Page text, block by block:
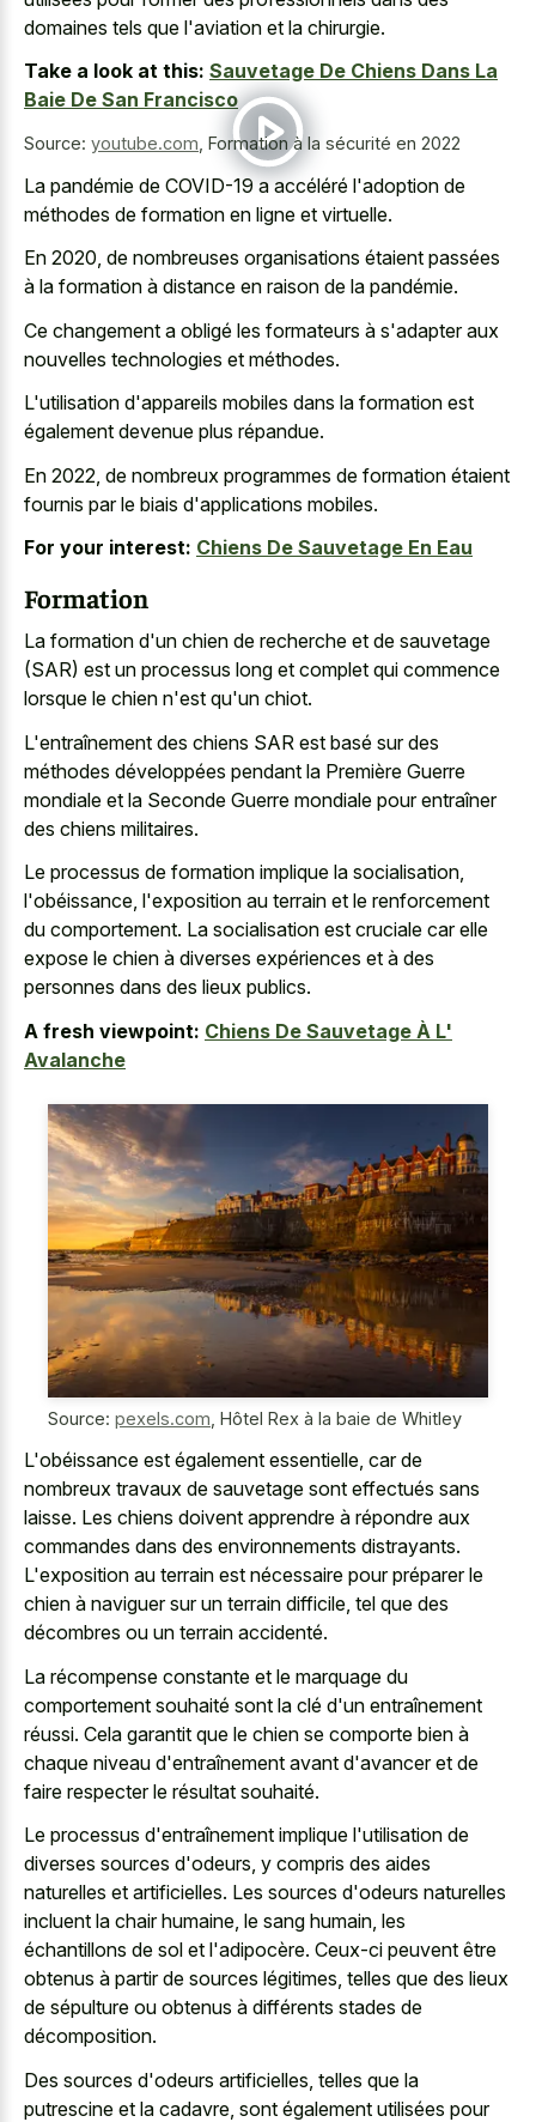
domaines tels que l'aviation et la chirurgie.
Take a look at this: Sauvetage De Chiens Dans La
Baie De San Francisco
Source: youtube.com Formation à la sécurité en 2022
La pandémie de COVID-19 a accéléré l'adoption de
méthodes de formation en ligne et virtuelle.
En 2020, de nombreuses organisations étaient passées
à la formation à distance en raison de la pandémie.
Ce changement a obligé les formateurs à s'adapter aux
nouvelles technologies et méthodes.
L'utilisation d'appareils mobiles dans la formation est
également devenue plus répandue.
En 2022, de nombreux programmes de formation étaient
fournis par le biais d'applications mobiles.
For your interest: Chiens De Sauvetage En Eau
Formation
La formation d'un chien de recherche et de sauvetage
(SAR) est un processus long et complet qui commence
lorsque le chien n'est qu'un chiot.
L'entraînement des chiens SAR est basé sur des
méthodes développées pendant la Première Guerre
mondiale et la Seconde Guerre mondiale pour entraîner
des chiens militaires.
Le processus de formation implique la socialisation,
l'obéissance, l'exposition au terrain et le renforcement
du comportement. La socialisation est cruciale car elle
expose le chien à diverses expériences et à des
personnes dans des lieux publics.
A fresh viewpoint: Chiens De Sauvetage À L'
Avalanche
Source: pexels.com Hôtel Rex à la baie de Whitley
L'obéissance est également essentielle, car de
nombreux travaux de sauvetage sont effectués sans
laisse. Les chiens doivent apprendre à répondre aux
commandes dans des environnements distrayants.
L'exposition au terrain est nécessaire pour préparer le
chien à naviguer sur un terrain difficile, tel que des
décombres ou un terrain accidenté.
La récompense constante et le marquage du
comportement souhaité sont la clé d'un entraînement
réussi. Cela garantit que le chien se comporte bien à
chaque niveau d'entraînement avant d'avancer et de
faire respecter le résultat souhaité.
Le processus d'entraînement implique l'utilisation de
diverses sources d'odeurs, y compris des aides
naturelles et artificielles. Les sources d'odeurs naturelles
incluent la chair humaine, le sang humain, les
échantillons de sol et l'adipocère. Ceux-ci peuvent être
obtenus à partir de sources légitimes, telles que des lieux
de sépulture ou obtenus à différents stades de
décomposition.
Des sources d'odeurs artificielles, telles que la
putrescine et la cadavre, sont également utilisées pour